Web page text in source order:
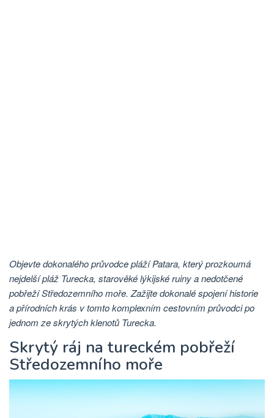
Objevte dokonalého průvodce pláží Patara, který prozkoumá
nejdelší pláž Turecka, starověké lýkijské ruiny a nedotčené
pobřeží Středozemního moře. Zažijte dokonalé spojení historie
a přírodních krás v tomto komplexním cestovním průvodci po
jednom ze skrytých klenotů Turecka.
Skrytý ráj na tureckém pobřeží
Středozemního moře